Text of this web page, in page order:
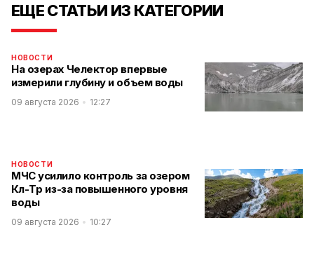
ЕЩЕ СТАТЬИ ИЗ КАТЕГОРИИ
НОВОСТИ
На озерах Челектор впервые
измерили глубину и объем воды
09 августа 2026 12:27
НОВОСТИ
МЧС усилило контроль за озером
Көл-Төр из-за повышенного уровня
воды
09 августа 2026 10:27